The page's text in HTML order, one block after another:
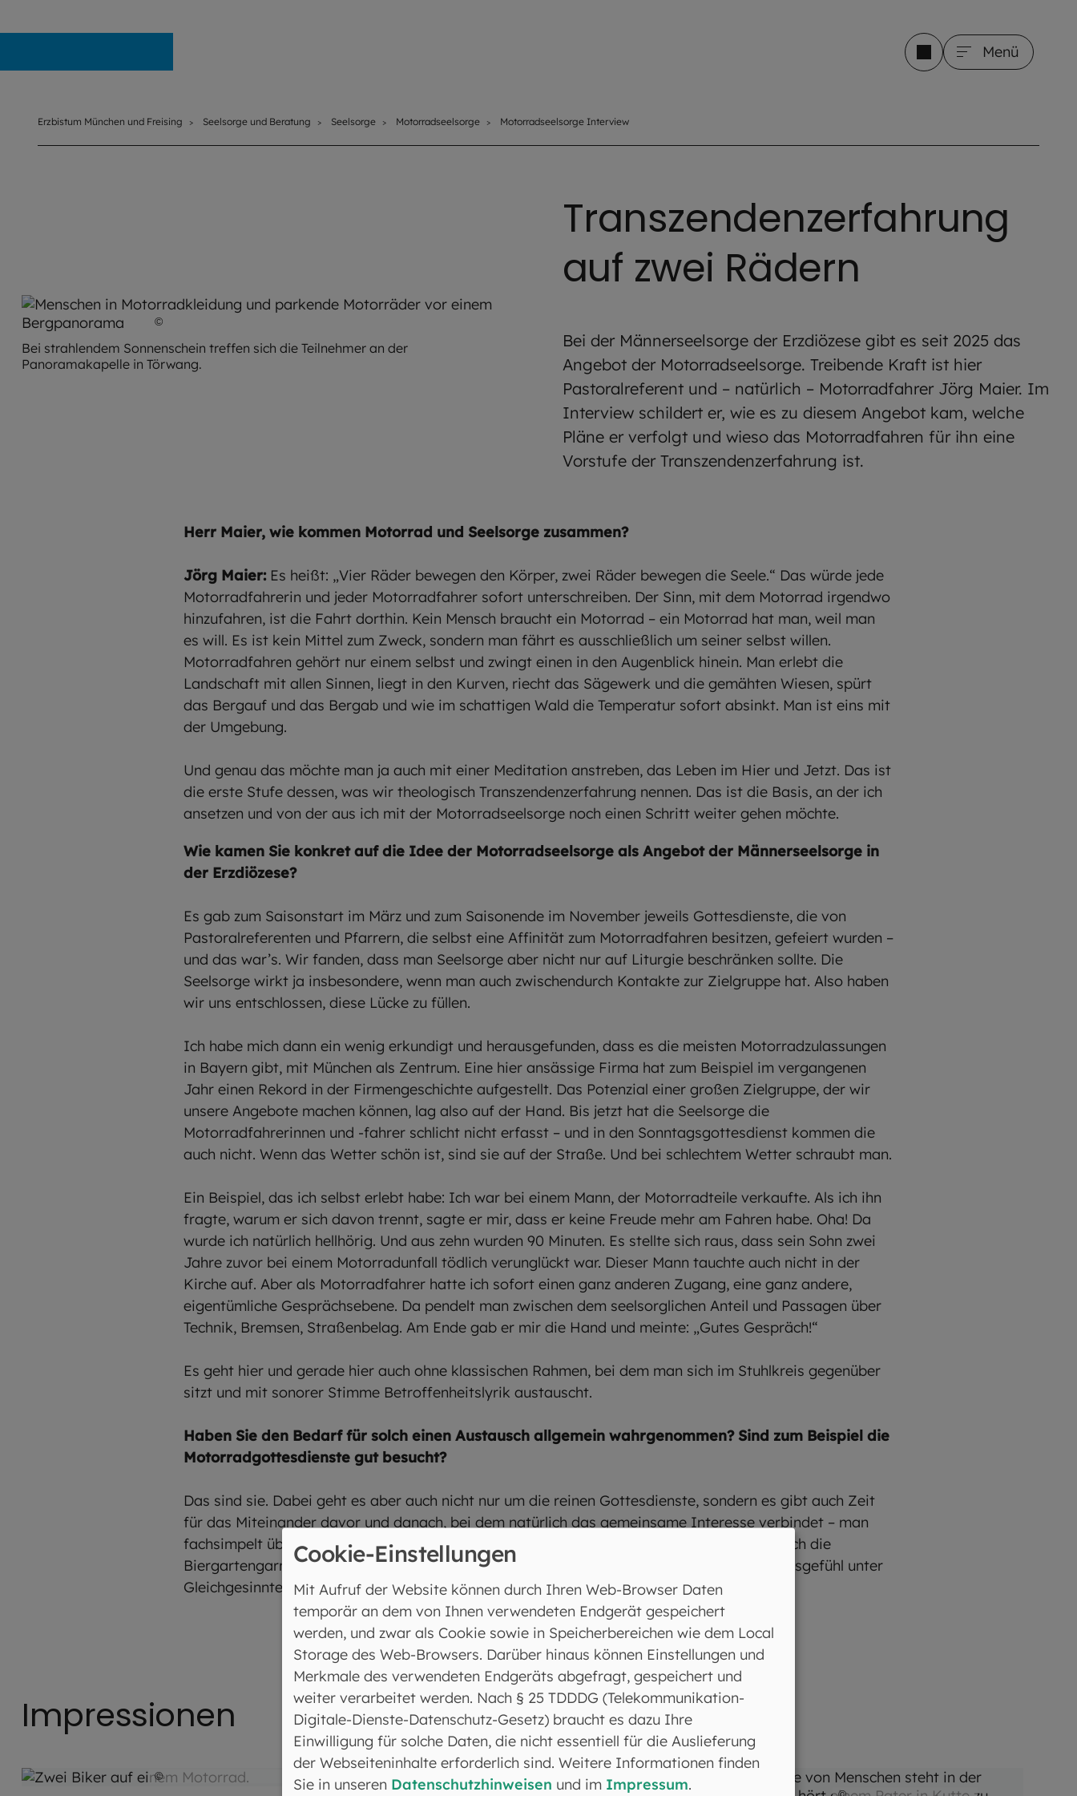
Menü
Erzbistum München und Freising Seelsorge und Beratung Seelsorge Motorradseelsorge Motorradseelsorge Interview
©
Bei strahlendem Sonnenschein treffen sich die Teilnehmer an der
Panoramakapelle in Törwang.
Transzendenzerfahrung
auf zwei Rädern
Bei der Männerseelsorge der Erzdiözese gibt es seit 2025 das
Angebot der Motorradseelsorge. Treibende Kraft ist hier
Pastoralreferent und – natürlich – Motorradfahrer Jörg Maier. Im
Interview schildert er, wie es zu diesem Angebot kam, welche
Pläne er verfolgt und wieso das Motorradfahren für ihn eine
Vorstufe der Transzendenzerfahrung ist.
Herr Maier, wie kommen Motorrad und Seelsorge zusammen?
Jörg Maier: Es heißt: „Vier Räder bewegen den Körper, zwei Räder bewegen die Seele.“ Das würde jede
Motorradfahrerin und jeder Motorradfahrer sofort unterschreiben. Der Sinn, mit dem Motorrad irgendwo
hinzufahren, ist die Fahrt dorthin. Kein Mensch braucht ein Motorrad – ein Motorrad hat man, weil man
es will. Es ist kein Mittel zum Zweck, sondern man fährt es ausschließlich um seiner selbst willen.
Motorradfahren gehört nur einem selbst und zwingt einen in den Augenblick hinein. Man erlebt die
Landschaft mit allen Sinnen, liegt in den Kurven, riecht das Sägewerk und die gemähten Wiesen, spürt
das Bergauf und das Bergab und wie im schattigen Wald die Temperatur sofort absinkt. Man ist eins mit
der Umgebung.
Und genau das möchte man ja auch mit einer Meditation anstreben, das Leben im Hier und Jetzt. Das ist
die erste Stufe dessen, was wir theologisch Transzendenzerfahrung nennen. Das ist die Basis, an der ich
ansetzen und von der aus ich mit der Motorradseelsorge noch einen Schritt weiter gehen möchte.
Wie kamen Sie konkret auf die Idee der Motorradseelsorge als Angebot der Männerseelsorge in
der Erzdiözese?
Es gab zum Saisonstart im März und zum Saisonende im November jeweils Gottesdienste, die von
Pastoralreferenten und Pfarrern, die selbst eine Affinität zum Motorradfahren besitzen, gefeiert wurden –
und das war’s. Wir fanden, dass man Seelsorge aber nicht nur auf Liturgie beschränken sollte. Die
Seelsorge wirkt ja insbesondere, wenn man auch zwischendurch Kontakte zur Zielgruppe hat. Also haben
wir uns entschlossen, diese Lücke zu füllen.
Ich habe mich dann ein wenig erkundigt und herausgefunden, dass es die meisten Motorradzulassungen
in Bayern gibt, mit München als Zentrum. Eine hier ansässige Firma hat zum Beispiel im vergangenen
Jahr einen Rekord in der Firmengeschichte aufgestellt. Das Potenzial einer großen Zielgruppe, der wir
unsere Angebote machen können, lag also auf der Hand. Bis jetzt hat die Seelsorge die
Motorradfahrerinnen und -fahrer schlicht nicht erfasst – und in den Sonntagsgottesdienst kommen die
auch nicht. Wenn das Wetter schön ist, sind sie auf der Straße. Und bei schlechtem Wetter schraubt man.
Ein Beispiel, das ich selbst erlebt habe: Ich war bei einem Mann, der Motorradteile verkaufte. Als ich ihn
fragte, warum er sich davon trennt, sagte er mir, dass er keine Freude mehr am Fahren habe. Oha! Da
wurde ich natürlich hellhörig. Und aus zehn wurden 90 Minuten. Es stellte sich raus, dass sein Sohn zwei
Jahre zuvor bei einem Motorradunfall tödlich verunglückt war. Dieser Mann tauchte auch nicht in der
Kirche auf. Aber als Motorradfahrer hatte ich sofort einen ganz anderen Zugang, eine ganz andere,
eigentümliche Gesprächsebene. Da pendelt man zwischen dem seelsorglichen Anteil und Passagen über
Technik, Bremsen, Straßenbelag. Am Ende gab er mir die Hand und meinte: „Gutes Gespräch!“
Es geht hier und gerade hier auch ohne klassischen Rahmen, bei dem man sich im Stuhlkreis gegenüber
sitzt und mit sonorer Stimme Betroffenheitslyrik austauscht.
Haben Sie den Bedarf für solch einen Austausch allgemein wahrgenommen? Sind zum Beispiel die
Motorradgottesdienste gut besucht?
Das sind sie. Dabei geht es aber auch nicht nur um die reinen Gottesdienste, sondern es gibt auch Zeit
für das Miteinander davor und danach, bei dem natürlich das gemeinsame Interesse verbindet – man
fachsimpelt über die Technik, ist sowieso von vornherein per du. Im Sommer wird dann noch die
Biergartengarnitur rausgeholt und gegrillt. Ein großes Happening mit einem Gemeinschaftsgefühl unter
Gleichgesinnten.
Impressionen
© Andreas Pollok / EOM
Cookie-Einstellungen
Mit Aufruf der Website können durch Ihren Web-Browser Daten
temporär an dem von Ihnen verwendeten Endgerät gespeichert
werden, und zwar als Cookie sowie in Speicherbereichen wie dem Local
Storage des Web-Browsers. Darüber hinaus können Einstellungen und
Merkmale des verwendeten Endgeräts abgefragt, gespeichert und
weiter verarbeitet werden. Nach § 25 TDDDG (Telekommunikation-
Digitale-Dienste-Datenschutz-Gesetz) braucht es dazu Ihre
Einwilligung für solche Daten, die nicht essentiell für die Auslieferung
der Webseiteninhalte erforderlich sind. Weitere Informationen finden
Sie in unseren Datenschutzhinweisen und im Impressum.